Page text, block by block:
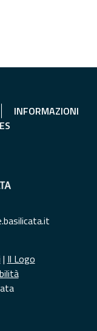
INFORMAZIONI
| Il Logo